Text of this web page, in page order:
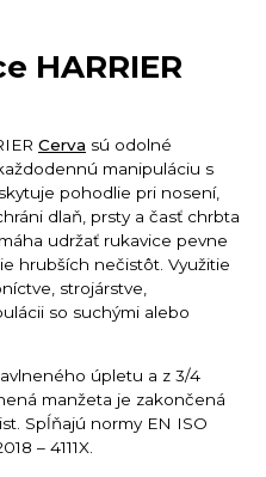
HARRIER
Cerva sú odolné
manipuláciu s
pohodlie pri nosení,
dlaň, prsty a časť chrbta
udržať rukavice pevne
hrubších nečistôt. Využitie
strojárstve,
so suchými alebo
úpletu a z 3/4
manžeta je zakončená
Spĺňajú normy EN ISO
– 4111X.